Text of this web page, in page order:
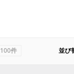
100件 並び